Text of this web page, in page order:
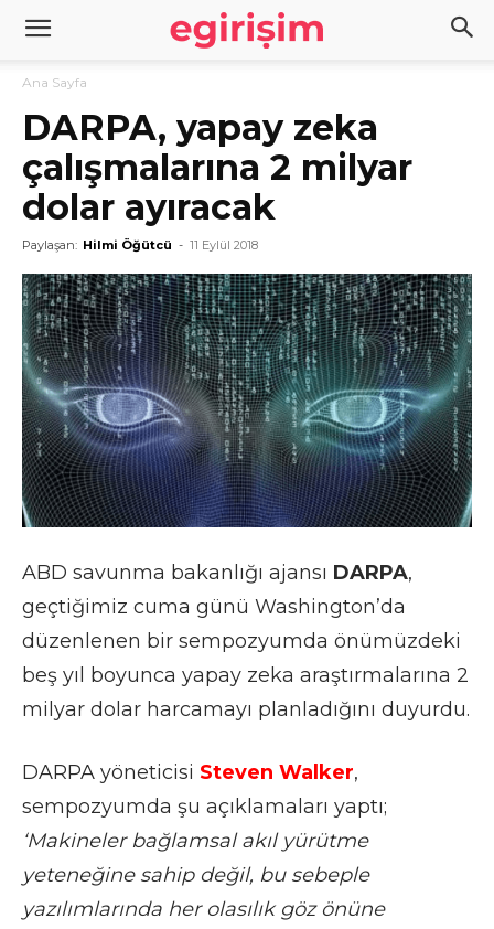
Ana Sayfa
DARPA, yapay zeka
çalışmalarına 2 milyar
dolar ayıracak
Paylaşan: Hilmi Öğütcü - 11 Eylül 2018
ABD savunma bakanlığı ajansı DARPA,
geçtiğimiz cuma günü Washington’da
düzenlenen bir sempozyumda önümüzdeki
beş yıl boyunca yapay zeka araştırmalarına 2
milyar dolar harcamayı planladığını duyurdu.
DARPA yöneticisi Steven Walker,
sempozyumda şu açıklamaları yaptı;
‘Makineler bağlamsal akıl yürütme
yeteneğine sahip değil, bu sebeple
yazılımlarında her olasılık göz önüne